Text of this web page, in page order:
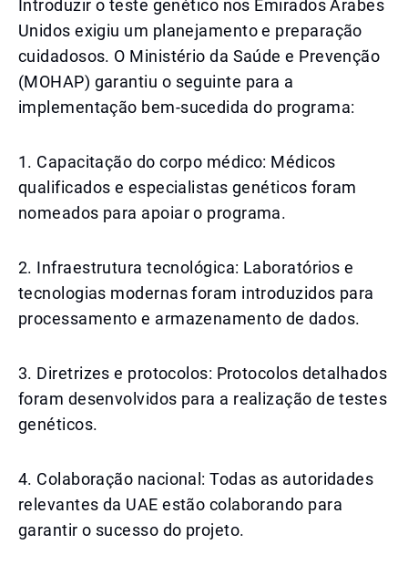
Introduzir o teste genético nos Emirados Árabes
Unidos exigiu um planejamento e preparação
cuidadosos. O Ministério da Saúde e Prevenção
(MOHAP) garantiu o seguinte para a
implementação bem-sucedida do programa:
1. Capacitação do corpo médico: Médicos
qualificados e especialistas genéticos foram
nomeados para apoiar o programa.
2. Infraestrutura tecnológica: Laboratórios e
tecnologias modernas foram introduzidos para
processamento e armazenamento de dados.
3. Diretrizes e protocolos: Protocolos detalhados
foram desenvolvidos para a realização de testes
genéticos.
4. Colaboração nacional: Todas as autoridades
relevantes da UAE estão colaborando para
garantir o sucesso do projeto.